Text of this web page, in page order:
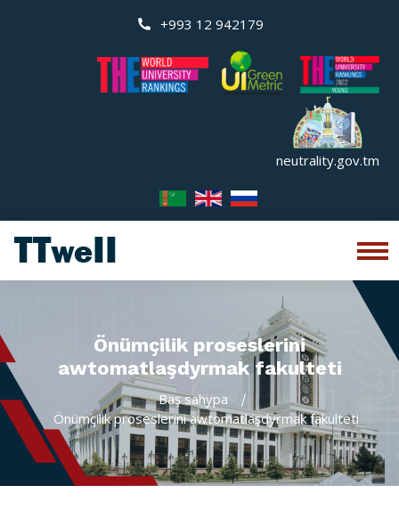
+993 12 942179
neutrality.gov.tm
Önümçilik proseslerini
awtomatlaşdyrmak fakulteti
Baş sahypa
Önümçilik proseslerini awtomatlaşdyrmak fakulteti